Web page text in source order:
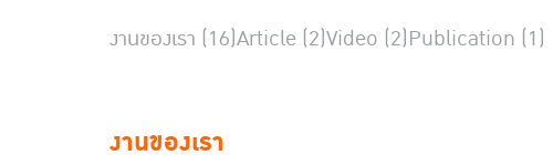
งานของเรา (16)Article (2)Video (2)Publication (1)
งานของเรา